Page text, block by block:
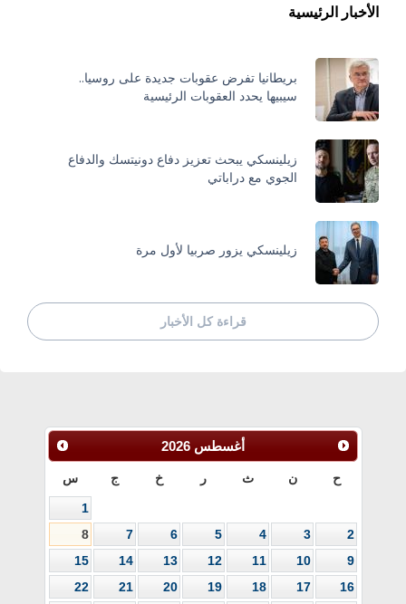
الأخبار الرئيسية
بريطانيا تفرض عقوبات جديدة على روسيا..
سيبيها يحدد العقوبات الرئيسية
زيلينسكي يبحث تعزيز دفاع دونيتسك والدفاع
الجوي مع دراباتي
زيلينسكي يزور صربيا لأول مرة
قراءة كل الأخبار
أغسطس 2026
ح ن ث ر خ ج س
1
2
3
4
5
6
7
8
9
10
11
12
13
14
15
16
17
18
19
20
21
22